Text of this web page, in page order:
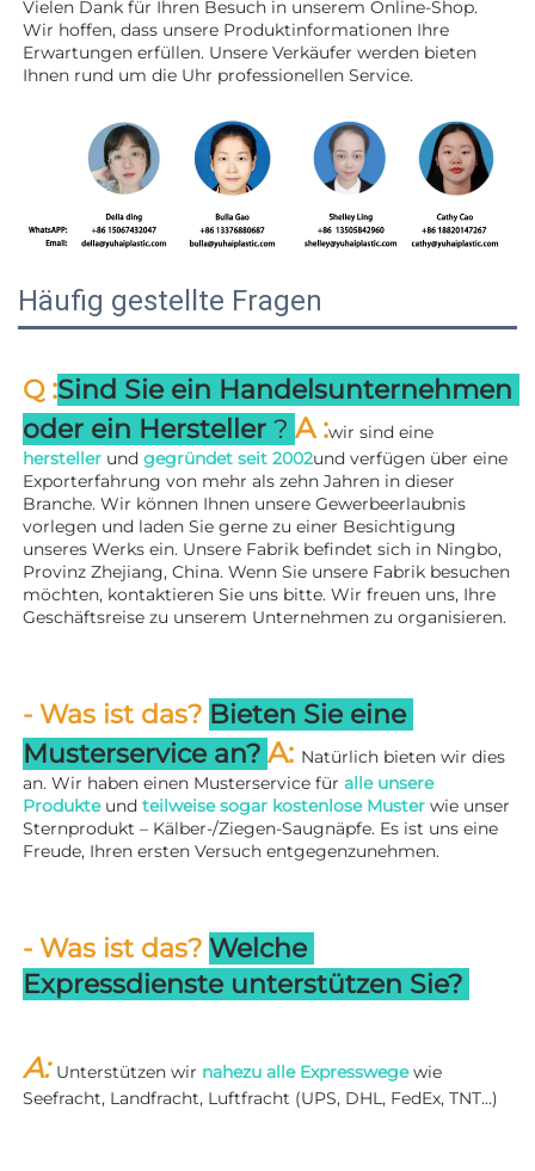
Vielen Dank für Ihren Besuch in unserem Online-Shop.
Wir hoffen, dass unsere Produktinformationen Ihre
Erwartungen erfüllen. Unsere Verkäufer werden bieten
Ihnen rund um die Uhr professionellen Service.
Häufig gestellte Fragen
Q :Sind Sie ein Handelsunternehmen
oder ein Hersteller ? A :
hersteller und gegründet seit 2002und verfügen über eine
Exporterfahrung von mehr als zehn Jahren in dieser
Branche. Wir können Ihnen unsere Gewerbeerlaubnis
vorlegen und laden Sie gerne zu einer Besichtigung
unseres Werks ein. Unsere Fabrik befindet sich in Ningbo,
Provinz Zhejiang, China. Wenn Sie unsere Fabrik besuchen
möchten, kontaktieren Sie uns bitte. Wir freuen uns, Ihre
Geschäftsreise zu unserem Unternehmen zu organisieren.
- Was ist das? Bieten Sie eine
Musterservice an? A: Natürlich bieten wir dies
an. Wir haben einen Musterservice für alle unsere
Produkte und teilweise sogar kostenlose Muster wie unser
Sternprodukt – Kälber-/Ziegen-Saugnäpfe. Es ist uns eine
Freude, Ihren ersten Versuch entgegenzunehmen.
- Was ist das? Welche
Expressdienste unterstützen Sie?
A: Unterstützen wir nahezu alle Expresswege wie
Seefracht, Landfracht, Luftfracht (UPS, DHL, FedEx, TNT...)